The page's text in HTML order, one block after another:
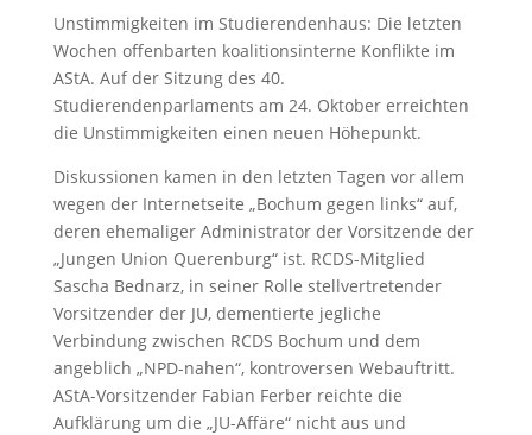
Unstimmigkeiten im Studierendenhaus: Die letzten
Wochen offenbarten koalitionsinterne Konflikte im
AStA. Auf der Sitzung des 40.
Studierendenparlaments am 24. Oktober erreichten
die Unstimmigkeiten einen neuen Höhepunkt.
Diskussionen kamen in den letzten Tagen vor allem
wegen der Internetseite „Bochum gegen links“ auf,
deren ehemaliger Administrator der Vorsitzende der
„Jungen Union Querenburg“ ist. RCDS-Mitglied
Sascha Bednarz, in seiner Rolle stellvertretender
Vorsitzender der JU, dementierte jegliche
Verbindung zwischen RCDS Bochum und dem
angeblich „NPD-nahen“, kontroversen Webauftritt.
AStA-Vorsitzender Fabian Ferber reichte die
Aufklärung um die „JU-Affäre“ nicht aus und